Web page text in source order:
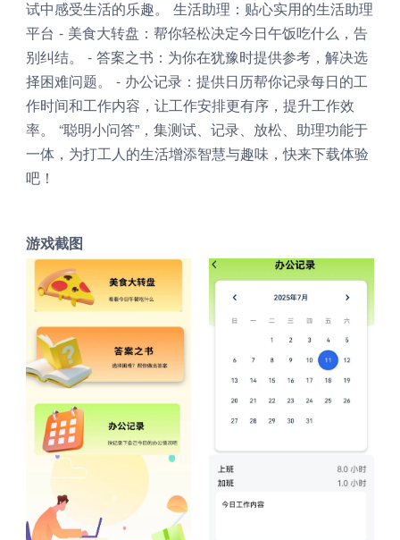
试中感受生活的乐趣。 生活助理：贴心实用的生活助理
平台 - 美食大转盘：帮你轻松决定今日午饭吃什么，告
别纠结。 - 答案之书：为你在犹豫时提供参考，解决选
择困难问题。 - 办公记录：提供日历帮你记录每日的工
作时间和工作内容，让工作安排更有序，提升工作效
率。 “聪明小问答”，集测试、记录、放松、助理功能于
一体，为打工人的生活增添智慧与趣味，快来下载体验
吧！
游戏截图